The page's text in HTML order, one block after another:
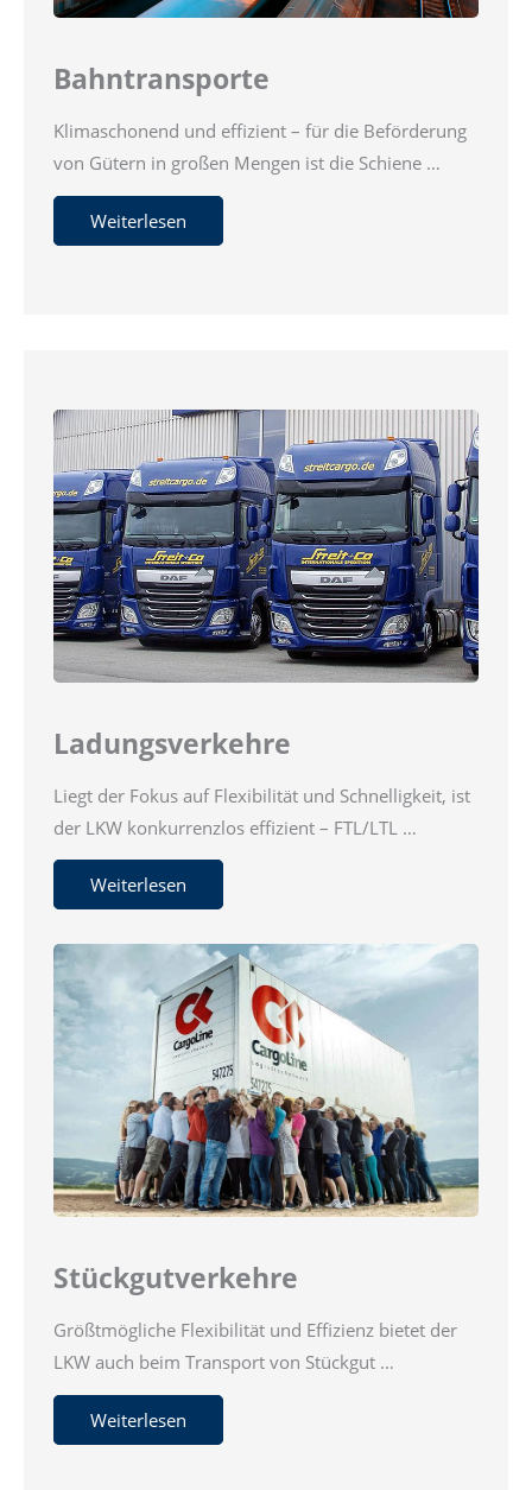
Bahntransporte
Klimaschonend und effizient – für die Beförderung
von Gütern in großen Mengen ist die Schiene …
Weiterlesen
Ladungsverkehre
Liegt der Fokus auf Flexibilität und Schnelligkeit, ist
der LKW konkurrenzlos effizient – FTL/LTL …
Weiterlesen
Stückgutverkehre
Größtmögliche Flexibilität und Effizienz bietet der
LKW auch beim Transport von Stückgut …
Weiterlesen